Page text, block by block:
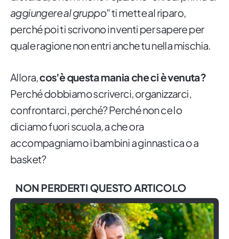
aggiungere al gruppo" ti mette al riparo,
perché poi ti scrivono in venti per sapere per
quale ragione non entri anche tu nella mischia.
Allora,cos'è questa mania che ci è venuta?
Perché dobbiamo scriverci, organizzarci,
confrontarci, perché? Perché non ce lo
diciamo fuori scuola, a che ora
accompagniamo i bambini a ginnastica o a
basket?
NON PERDERTI QUESTO ARTICOLO